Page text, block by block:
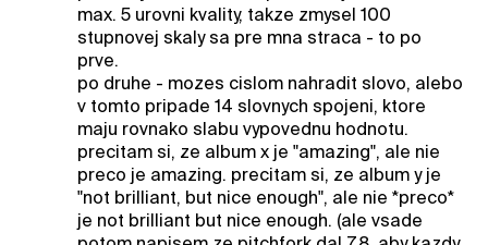
max. 5 urovni kvality, takze zmysel 100
stupnovej skaly sa pre mna straca - to po
prve.
po druhe - mozes cislom nahradit slovo, alebo
v tomto pripade 14 slovnych spojeni, ktore
maju rovnako slabu vypovednu hodnotu.
precitam si, ze album x je "amazing", ale nie
preco je amazing. precitam si, ze album y je
"not brilliant, but nice enough", ale nie *preco*
je not brilliant but nice enough. (ale vsade